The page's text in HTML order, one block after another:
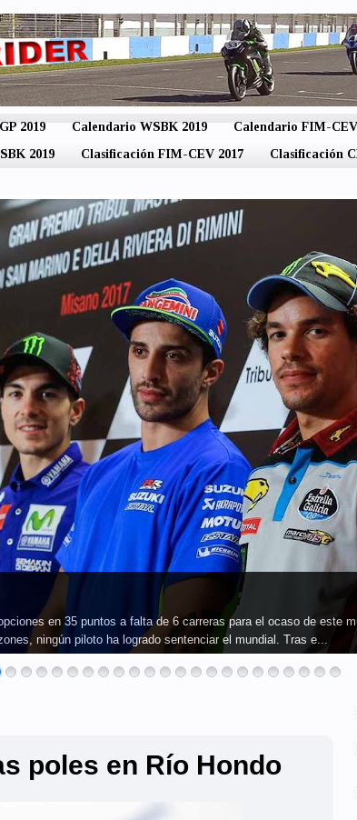
2019 Calendario WSBK 2019 Calendario FIM-
2019 Clasificación FIM-CEV 2017 Clasificación
en 35 puntos a falta de 6 carreras para el ocaso de este
ningún piloto ha logrado sentenciar el mundial. Tras e...
poles en Río Hondo